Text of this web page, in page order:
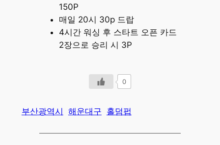
150P
매일 20시 30p 드랍
4시간 워싱 후 스타트 오픈 카드
2장으로 승리 시 3P
0
부산광역시 해운대구 홀덤펍